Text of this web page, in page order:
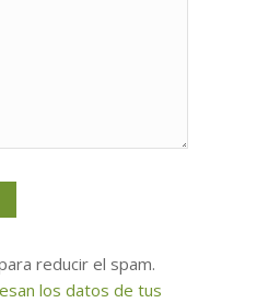
reducir el spam.
los datos de tus